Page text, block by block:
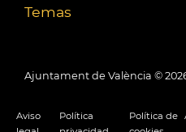
Temas
Ajuntament de València ©
Aviso
Política
Política de